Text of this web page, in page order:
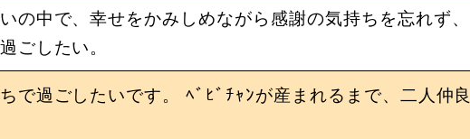
の中で、幸せをかみしめながら感謝の気持ちを忘れず、
ごしたい。
で過ごしたいです。 ﾍﾞﾋﾞﾁｬﾝが産まれるまで、二人仲良